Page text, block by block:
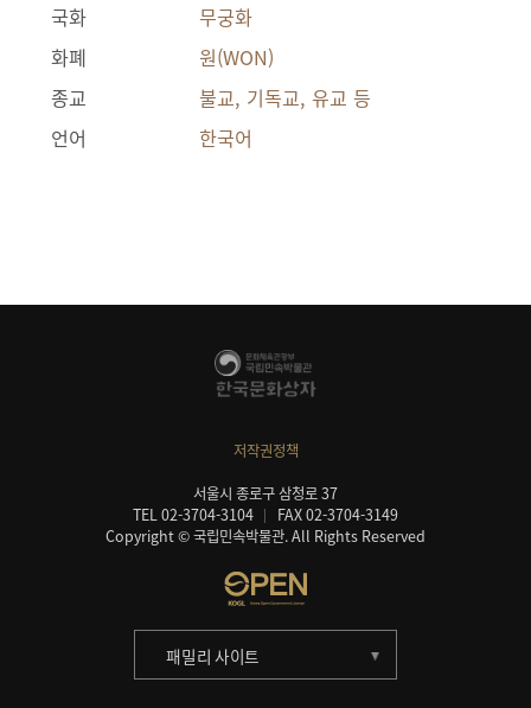
국화
무궁화
화폐
원(WON)
종교
불교, 기독교, 유교 등
언어
한국어
저작권정책
서울시 종로구 삼청로 37
TEL 02-3704-3104
FAX 02-3704-3149
Copyright © 국립민속박물관. All Rights Reserved
패밀리 사이트